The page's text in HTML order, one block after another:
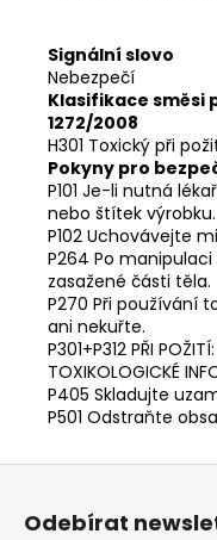
Signální slovo
Nebezpečí
Klasifikace směsi
1272/2008
H301 Toxický při
Pokyny pro
P101 Je-li nutná
nebo štítek výrobku.
P102 Uchovávejte
P264 Po
zasažené části těla.
P270 Při používání
ani nekuřte.
P301+P312 PŘI
TOXIKOLOGICKÉ
P405 Skladujte
P501 Odstraňte
Odebírat